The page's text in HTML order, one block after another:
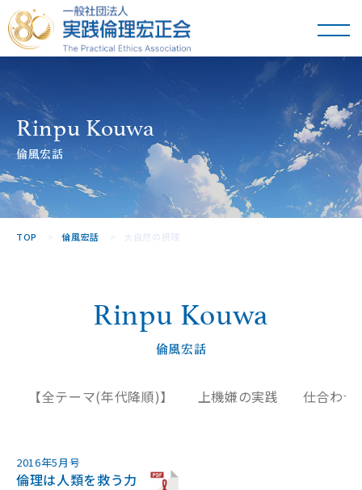
一般社団法人
実践倫理宏正会
Rinpu Kouwa
倫風宏話
TOP 倫風宏話 大自然の摂理
Rinpu Kouwa
倫風宏話
【全テーマ(年代降順)】 上機嫌の実践 仕合わせ
2016年5月号
倫理は人類を救う力